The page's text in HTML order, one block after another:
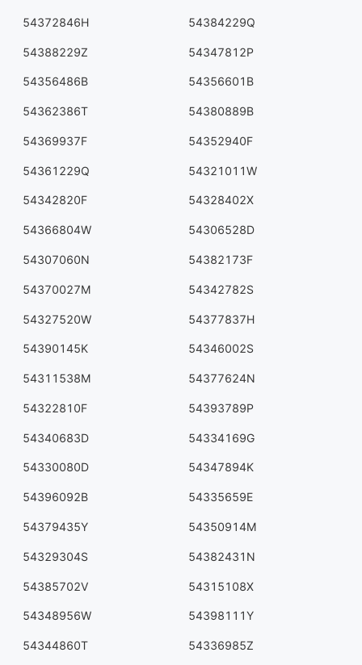
54372846H 54384229Q
54388229Z 54347812P
54356486B 54356601B
54362386T 54380889B
54369937F 54352940F
54361229Q 54321011W
54342820F 54328402X
54366804W 54306528D
54307060N 54382173F
54370027M 54342782S
54327520W 54377837H
54390145K 54346002S
54311538M 54377624N
54322810F 54393789P
54340683D 54334169G
54330080D 54347894K
54396092B 54335659E
54379435Y 54350914M
54329304S 54382431N
54385702V 54315108X
54348956W 54398111Y
54344860T 54336985Z